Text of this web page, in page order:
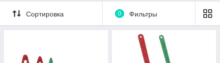
Сортировка 0 Фильтры